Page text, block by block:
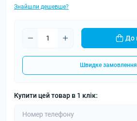
Знайшли дешевше?
До
Швидке замовлення
Купити цей товар в 1 клік: